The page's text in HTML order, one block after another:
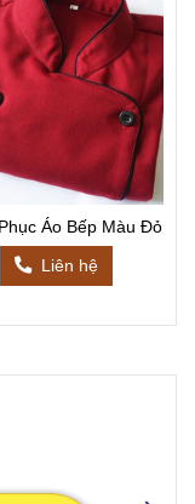
Áo Bếp Màu Đỏ
Liên hệ